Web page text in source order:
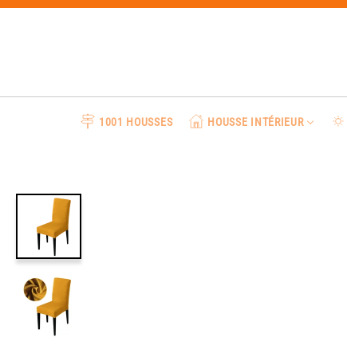
Passer
1001 HOUSSES HOUSSE INTÉRIEUR